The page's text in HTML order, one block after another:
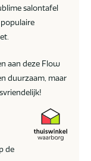
salontafel
aan deze Flow
duurzaam, maar
de